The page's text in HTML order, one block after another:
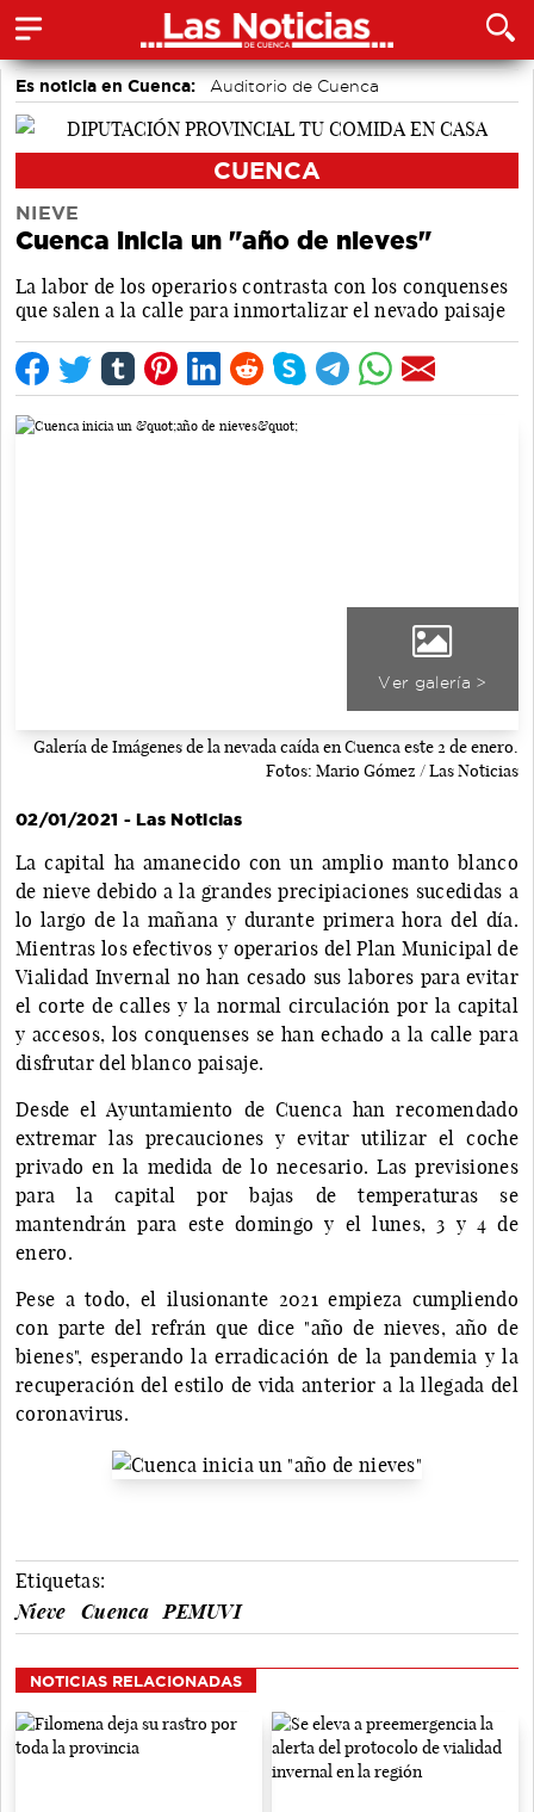
Es noticia en Cuenca: Auditorio de Cuenca
CUENCA
NIEVE
Cuenca inicia un "año de nieves"
La labor de los operarios contrasta con los conquenses
que salen a la calle para inmortalizar el nevado paisaje
Ver galería >
Galería de Imágenes de la nevada caída en Cuenca este 2 de enero.
Fotos: Mario Gómez / Las Noticias
02/01/2021 - Las Noticias
La capital ha amanecido con un amplio manto blanco
de nieve debido a la grandes precipiaciones sucedidas a
lo largo de la mañana y durante primera hora del día.
Mientras los efectivos y operarios del Plan Municipal de
Vialidad Invernal no han cesado sus labores para evitar
el corte de calles y la normal circulación por la capital
y accesos, los conquenses se han echado a la calle para
disfrutar del blanco paisaje.
Desde el Ayuntamiento de Cuenca han recomendado
extremar las precauciones y evitar utilizar el coche
privado en la medida de lo necesario. Las previsiones
para la capital por bajas de temperaturas se
mantendrán para este domingo y el lunes, 3 y 4 de
enero.
Pese a todo, el ilusionante 2021 empieza cumpliendo
con parte del refrán que dice "año de nieves, año de
bienes", esperando la erradicación de la pandemia y la
recuperación del estilo de vida anterior a la llegada del
coronavirus.
Etiquetas:
Nieve
Cuenca PEMUVI
NOTICIAS RELACIONADAS